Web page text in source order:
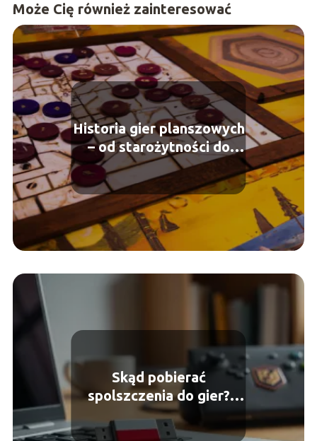
Może Cię również zainteresować
Historia gier planszowych
– od starożytności do
współczesności
Skąd pobierać
spolszczenia do gier?
Bezpieczne źródła i
porady